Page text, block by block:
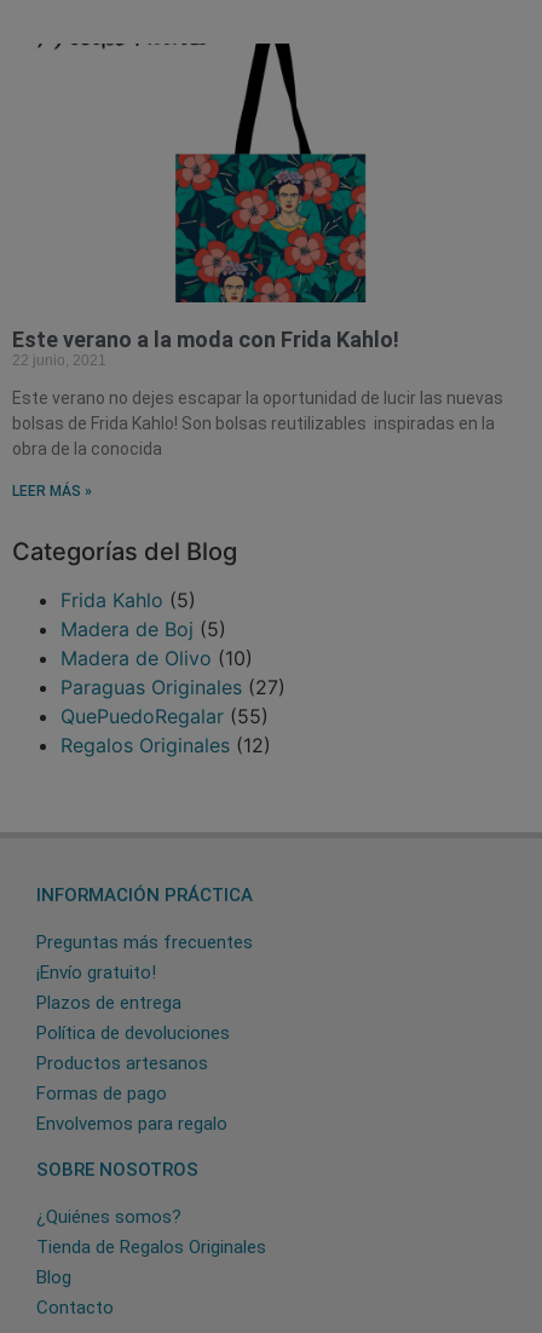
Este verano a la moda con Frida Kahlo!
22 junio, 2021
Este verano no dejes escapar la oportunidad de lucir las nuevas
bolsas de Frida Kahlo! Son bolsas reutilizables inspiradas en la
obra de la conocida
LEER MÁS »
Categorías del Blog
Frida Kahlo (5)
Madera de Boj (5)
Madera de Olivo (10)
Paraguas Originales (27)
QuePuedoRegalar (55)
Regalos Originales (12)
INFORMACIÓN PRÁCTICA
Preguntas más frecuentes
¡Envío gratuito!
Plazos de entrega
Política de devoluciones
Productos artesanos
Formas de pago
Envolvemos para regalo
SOBRE NOSOTROS
¿Quiénes somos?
Tienda de Regalos Originales
Blog
Contacto